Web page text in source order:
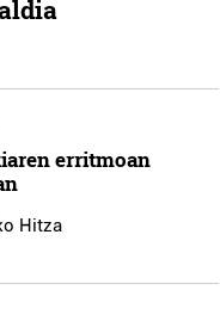
erritmoan
Hitza